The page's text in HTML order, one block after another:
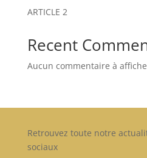
ARTICLE 2
Recent
Aucun commentaire à
Retrouvez toute notre
sociaux